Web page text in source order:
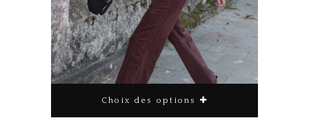
Choix des options
Ce produit a plusieurs variations. Les options peuvent être choisies sur la page du produit